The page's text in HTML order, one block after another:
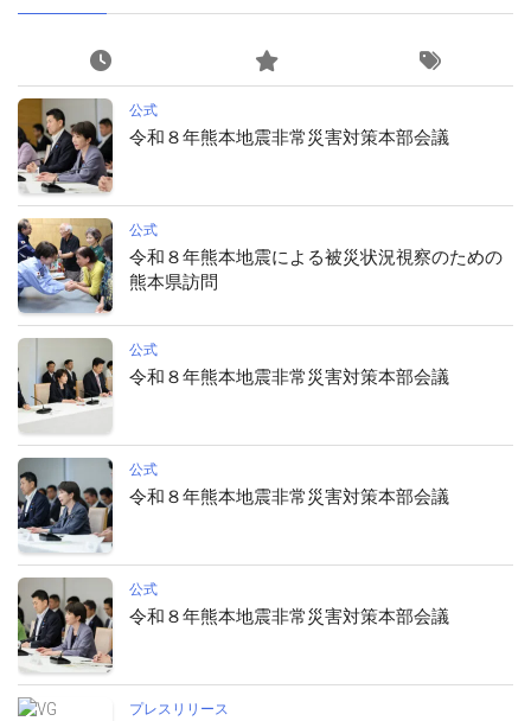
公式
令和８年熊本地震非常災害対策本部会議
公式
令和８年熊本地震による被災状況視察のための
熊本県訪問
公式
令和８年熊本地震非常災害対策本部会議
公式
令和８年熊本地震非常災害対策本部会議
公式
令和８年熊本地震非常災害対策本部会議
プレスリリース